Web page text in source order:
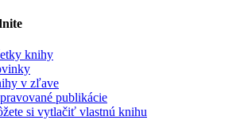
knihy
v zľave
publikácie
si vytlačiť vlastnú knihu